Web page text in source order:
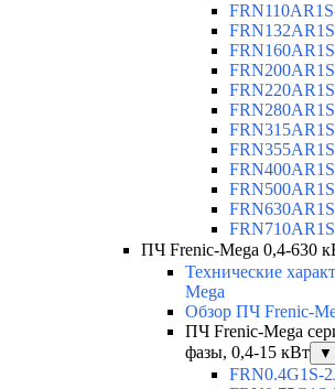
ПЧ Frenic-Mega 0,4-630
Технические
Mega
Обзор ПЧ Frenic-
ПЧ Frenic-Mega
фазы, 0,4-15 кВт
▼
FRN0.4G1S-